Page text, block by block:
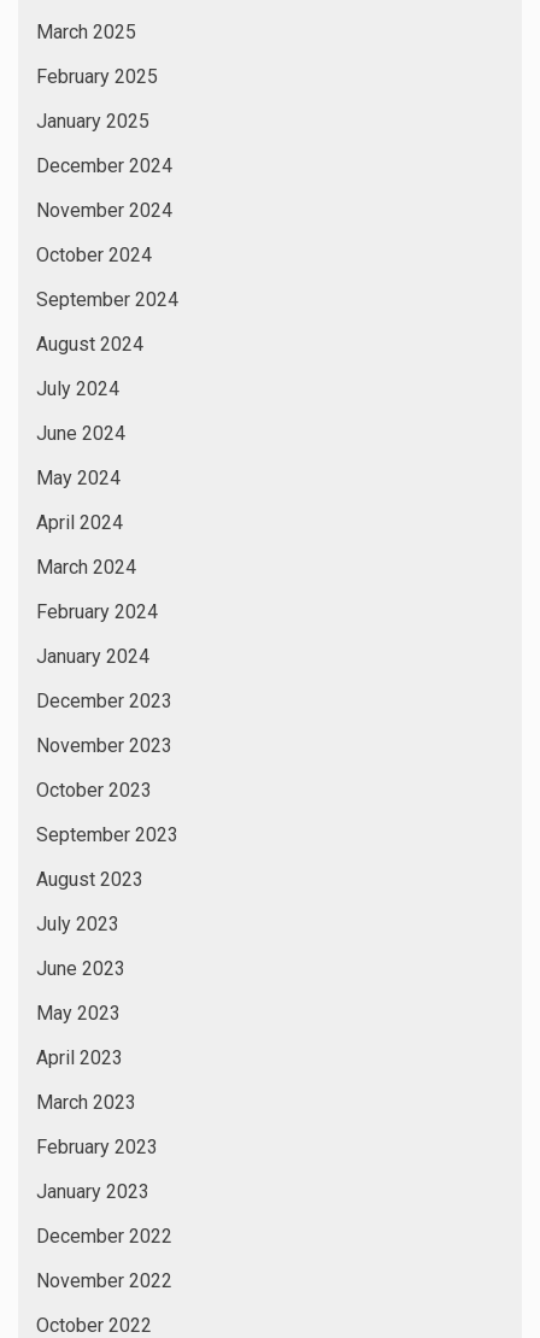
March 2025
February 2025
January 2025
December 2024
November 2024
October 2024
September 2024
August 2024
July 2024
June 2024
May 2024
April 2024
March 2024
February 2024
January 2024
December 2023
November 2023
October 2023
September 2023
August 2023
July 2023
June 2023
May 2023
April 2023
March 2023
February 2023
January 2023
December 2022
November 2022
October 2022